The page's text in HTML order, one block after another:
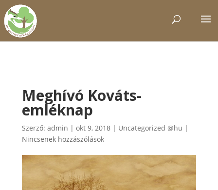
Meghívó Kováts-
emléknap
Szerző: admin | okt 9, 2018| Uncategorized @hu |
Nincsenek hozzászólások